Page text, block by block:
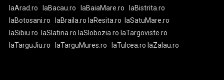
laArad.ro
laBacau.ro laBaiaMare.ro
laBistrita.ro
laBotosani.ro
laBraila.ro laResita.ro
laSatuMare.ro
laSibiu.ro
laSlatina.ro laSlobozia.ro laTargoviste.ro
laTarguJiu.ro
laTarguMures.ro laTulcea.ro laZalau.ro